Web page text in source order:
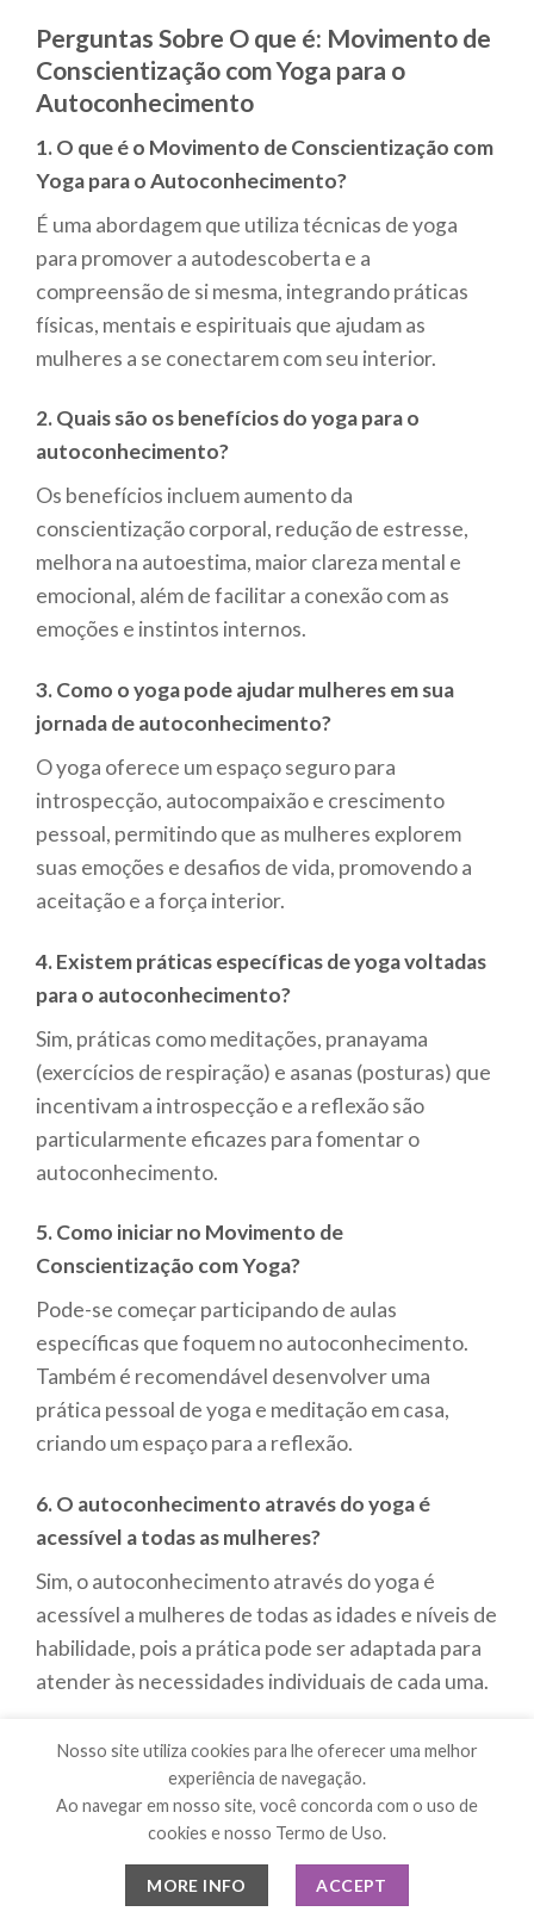
Perguntas Sobre O que é: Movimento de
Conscientização com Yoga para o
Autoconhecimento
1. O que é o Movimento de Conscientização com
Yoga para o Autoconhecimento?
É uma abordagem que utiliza técnicas de yoga
para promover a autodescoberta e a
compreensão de si mesma, integrando práticas
físicas, mentais e espirituais que ajudam as
mulheres a se conectarem com seu interior.
2. Quais são os benefícios do yoga para o
autoconhecimento?
Os benefícios incluem aumento da
conscientização corporal, redução de estresse,
melhora na autoestima, maior clareza mental e
emocional, além de facilitar a conexão com as
emoções e instintos internos.
3. Como o yoga pode ajudar mulheres em sua
jornada de autoconhecimento?
O yoga oferece um espaço seguro para
introspecção, autocompaixão e crescimento
pessoal, permitindo que as mulheres explorem
suas emoções e desafios de vida, promovendo a
aceitação e a força interior.
4. Existem práticas específicas de yoga voltadas
para o autoconhecimento?
Sim, práticas como meditações, pranayama
(exercícios de respiração) e asanas (posturas) que
incentivam a introspecção e a reflexão são
particularmente eficazes para fomentar o
autoconhecimento.
5. Como iniciar no Movimento de
Conscientização com Yoga?
Pode-se começar participando de aulas
específicas que foquem no autoconhecimento.
Também é recomendável desenvolver uma
prática pessoal de yoga e meditação em casa,
criando um espaço para a reflexão.
6. O autoconhecimento através do yoga é
acessível a todas as mulheres?
Sim, o autoconhecimento através do yoga é
acessível a mulheres de todas as idades e níveis de
habilidade, pois a prática pode ser adaptada para
atender às necessidades individuais de cada uma.
7. Como o ambiente influencia o processo de
autoconhecimento durante a prática de yoga?
Um ambiente tranquilo e acolhedor ajuda a
que é essencial para que as mulheres possam se
Nosso site utiliza cookies para lhe oferecer uma melhor
experiência de navegação.
Ao navegar em nosso site, você concorda com o uso de
cookies e nosso Termo de Uso.
MORE INFO ACCEPT